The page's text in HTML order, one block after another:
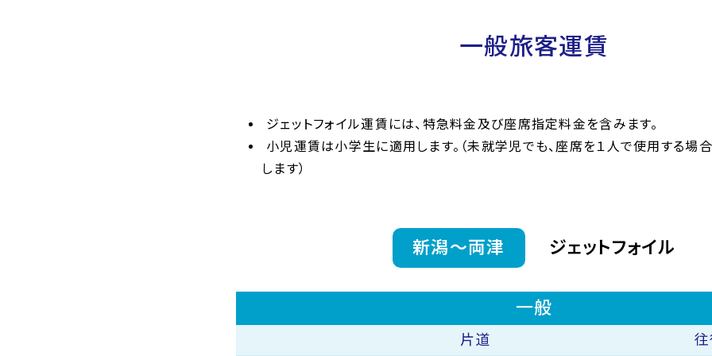
一般旅客運賃
ジェットフォイル運賃には、特急料金及び座席指定料金を含みます。
小児運賃は小学生に適用します。（未就学児でも、座席を１人で使用する場
します）
新潟〜両津 ジェットフォイル
一般
片道